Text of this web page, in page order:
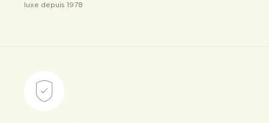
luxe depuis 1978